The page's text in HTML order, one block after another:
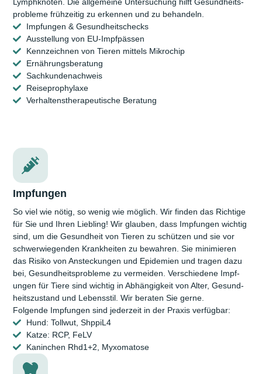
probleme früh­zeitig zu erkennen und zu behandeln.
Impfungen & Gesundheitschecks
Ausstellung von EU-Impfpässen
Kennzeichnen von Tieren mittels Mikrochip
Ernährungsberatung
Sachkundenachweis
Reiseprophylaxe
Verhaltenstherapeutische Beratung
Impfungen
So viel wie nötig, so wenig wie möglich. Wir finden das Richtige
für Sie und Ihren Liebling! Wir glauben, dass Impfungen wichtig
sind, um die Gesund­heit von Tieren zu schützen und sie vor
schwer­wiegenden Krank­heiten zu bewahren. Sie minimieren
das Risiko von Ansteck­ungen und Epidemien und tragen dazu
bei, Gesund­heits­probleme zu vermeiden. Verschiedene Impf­
ungen für Tiere sind wichtig in Abhängigkeit von Alter, Gesund­
heits­zustand und Lebensstil. Wir beraten Sie gerne.
Folgende Impf­ungen sind jederzeit in der Praxis verfügbar:
Hund: Tollwut, ShppiL4
Katze: RCP, FeLV
Kaninchen Rhd1+2, Myxomatose